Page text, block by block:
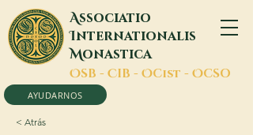
Associatio
Internationalis
Monastica
OSB - CIB - OCist - OCSO
AYUDARNOS
< Atrás